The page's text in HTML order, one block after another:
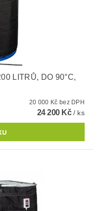
LITRŮ, DO 90°C,
20 000 Kč bez DPH
24 200 Kč/ ks